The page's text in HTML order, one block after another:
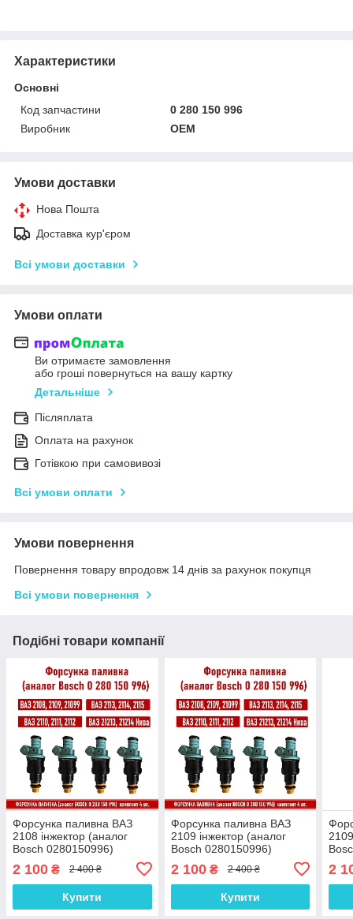
Характеристики
Основні
Код запчастини
0 280 150 996
Виробник
OEM
Умови доставки
Нова Пошта
Доставка кур'єром
Всі умови доставки
Умови оплати
Ви отримаєте замовлення
або гроші повернуться на вашу картку
Детальніше
Післяплата
Оплата на рахунок
Готівкою при самовивозі
Всі умови оплати
Умови повернення
Повернення товару впродовж 14 днів за рахунок покупця
Всі умови повернення
Подібні товари компанії
Форсунка паливна ВАЗ
2108 інжектор (аналог
Bosch 0280150996)
2 100 ₴ 2 400 ₴
Купити
Форсунка паливна ВАЗ
2109 інжектор (аналог
Bosch 0280150996)
2 100₴ 2 400 ₴
Купити
2